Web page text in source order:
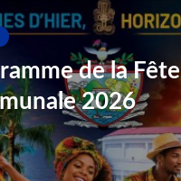
de la Fête
2026